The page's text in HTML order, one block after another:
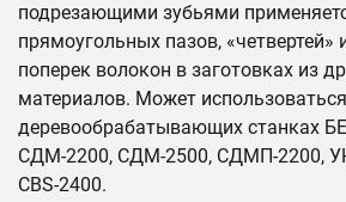
подрезающими зубьями
прямоугольных пазов, «четвертей»
поперек волокон в заготовках из
материалов. Может
деревообрабатывающих станках
СДМ-2200, СДМ-2500, СДМП-2200,
CBS-2400.